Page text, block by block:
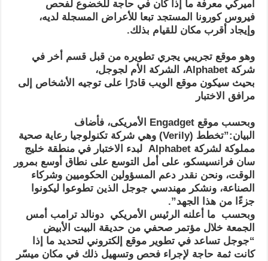
أميركي معرفة ما إذا كان في حاجة للخضوع لفحص
فيروس كورونا المستجد تبعا للأعراض المسجلة لديه،
وإيجاد أقرب مكان للقيام بذلك.
وهو موقع تجريبي يجري تطويره من قبل قسم أخر في
شركة Alphabet، الشركة الأم لجوجل،
بحيث سيكون موقع الويب قادرًا على توجيه الأشخاص إلى
مرافق الاختبار
وبحسب موقع Engadget الأمريكى، فأضاف
البيان:”تخطط (Verily) وهي شركة تكنولوجيا رعاية صحية
مملوكة لشركة Alphabet لبدء الاختبار في منطقة خليج
سان فرانسيسكو، على أمل التوسع على نطاق أوسع بمرور
الوقت، ونحن نقدر دعم المسؤولين الحكوميين وشركاء
الصناعة، ونشكر مهندسي جوجل الذين تطوعوا ليكونوا
جزءًا من هذا الجهد”.
وبحسب ما أعلنه الرئيس الأمريكي دونالد ترامب أمس
الجمعة خلال مؤتمر صحفي من حديقة البيت الأبيض
“جوجل تساعد في تطوير موقع إلكتروني لتحديد ما إذا
كانت ثمة حاجة لإجراء فحص وتسهيل ذلك في مكان ميسّر